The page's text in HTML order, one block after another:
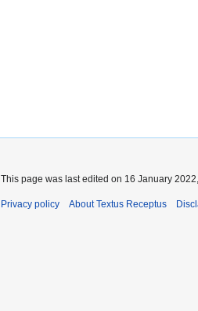
This page was last edited on 16 January
Privacy policy About Textus Receptus